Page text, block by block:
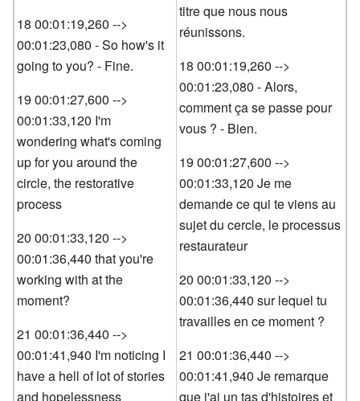
18 00:01:19,260 -->
00:01:23,080 - So how's it
going to you? - Fine.
19 00:01:27,600 -->
00:01:33,120 I'm
wondering what's coming
up for you around the
circle, the restorative
process
20 00:01:33,120 -->
00:01:36,440 that you're
working with at the
moment?
21 00:01:36,440 -->
00:01:41,940 I'm noticing I
have a hell of lot of stories
and hopelessness
titre que nous nous
réunissons.
18 00:01:19,260 -->
00:01:23,080 - Alors,
comment ça se passe pour
vous ? - Bien.
19 00:01:27,600 -->
00:01:33,120 Je me
demande ce qui te viens au
sujet du cercle, le processus
restaurateur
20 00:01:33,120 -->
00:01:36,440 sur lequel tu
travailles en ce moment ?
21 00:01:36,440 -->
00:01:41,940 Je remarque
que j'ai un tas d'histoires et